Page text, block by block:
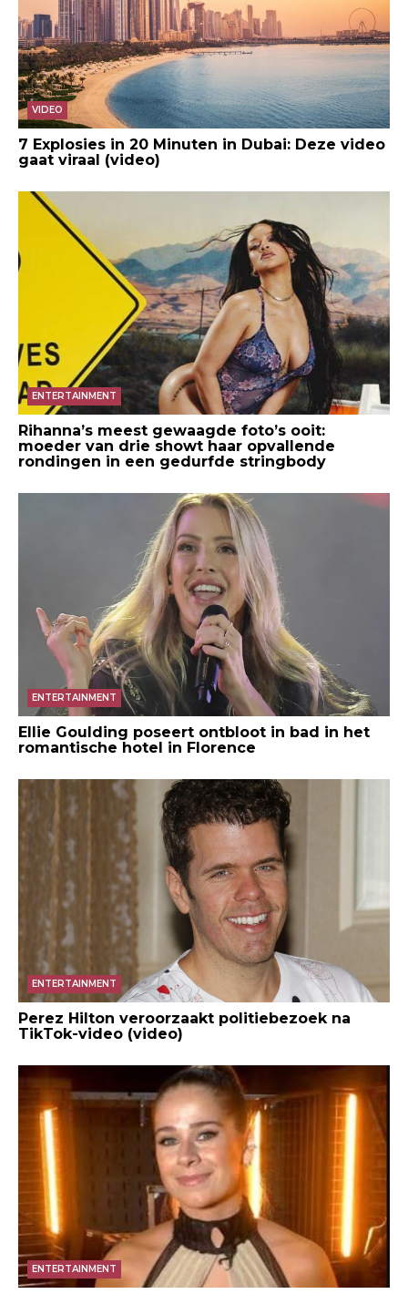
VIDEO
7 Explosies in 20 Minuten in Dubai: Deze video
gaat viraal (video)
ENTERTAINMENT
Rihanna’s meest gewaagde foto’s ooit:
moeder van drie showt haar opvallende
rondingen in een gedurfde stringbody
ENTERTAINMENT
Ellie Goulding poseert ontbloot in bad in het
romantische hotel in Florence
ENTERTAINMENT
Perez Hilton veroorzaakt politiebezoek na
TikTok-video (video)
ENTERTAINMENT